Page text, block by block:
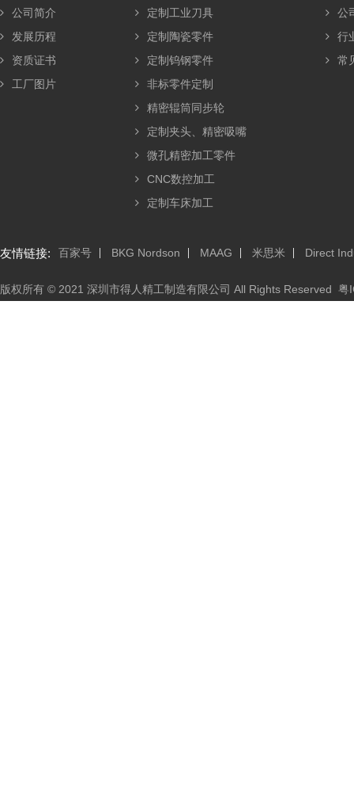
公司简介
发展历程
资质证书
工厂图片
定制工业刀具
定制陶瓷零件
定制钨钢零件
非标零件定制
精密辊筒同步轮
定制夹头、精密吸嘴
微孔精密加工零件
CNC数控加工
定制车床加工
公
行
常
友情链接: 百家号 BKG Nordson MAAG 米思米 Direct
版权所有 © 2021 深圳市得人精工制造有限公司 All Rights Reserved 粤